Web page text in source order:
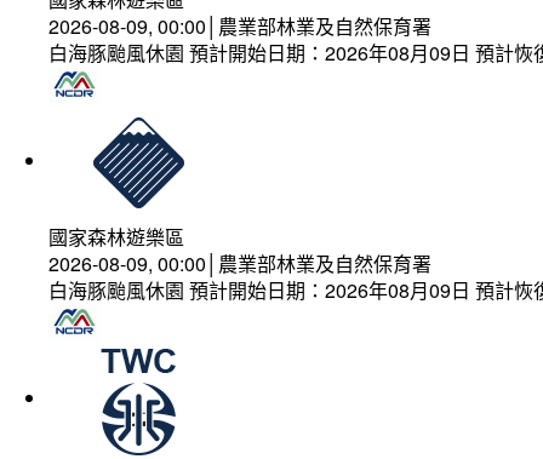
2026-08-09, 00:00│農業部林業及自然保育署
白海豚颱風休園 預計開始日期：2026年08月09日 預計
國家森林遊樂區
2026-08-09, 00:00│農業部林業及自然保育署
白海豚颱風休園 預計開始日期：2026年08月09日 預計